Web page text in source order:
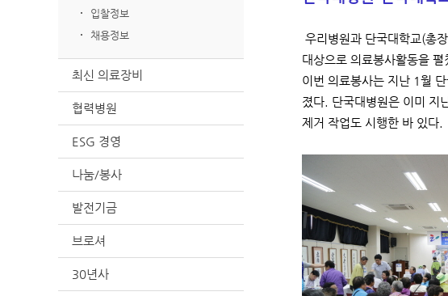
입찰정보
채용정보
최신 의료장비
협력병원
ESG 경영
나눔/봉사
발전기금
브로셔
30년사
우리병원과 단국대학교(총
대상으로 의료봉사활동을 펼
이번 의료봉사는 지난 1월
졌다. 단국대병원은 이미 지
제거 작업도 시행한 바 있다.